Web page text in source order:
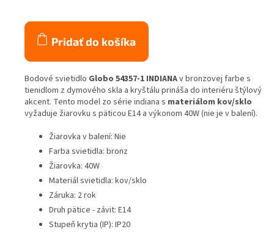
Pridať do košíka
Bodové svietidlo Globo 54357-1 INDIANAv bronzovej farbe s
tienidlom z dymového skla a kryštálu prináša do interiéru štýlový
akcent. Tento model zo série indiana s materiálom kov/sklo
vyžaduje žiarovku s päticou E14 a výkonom 40W (nie je v balení).
Žiarovka v balení: Nie
Farba svietidla: bronz
Žiarovka: 40W
Materiál svietidla: kov/sklo
Záruka: 2 rok
Druh pätice - závit: E14
Stupeň krytia (IP): IP20